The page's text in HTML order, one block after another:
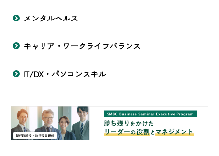
メンタルヘルス
キャリア・ワークライフバランス
IT/DX・パソコンスキル